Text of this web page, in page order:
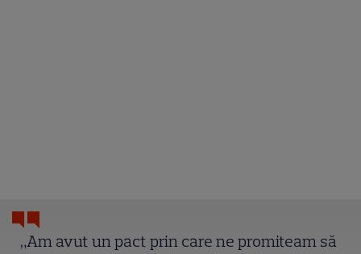
„Am avut un pact prin care ne promiteam să